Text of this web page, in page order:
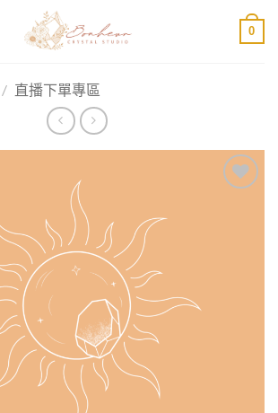
0
/ 直播下單專區